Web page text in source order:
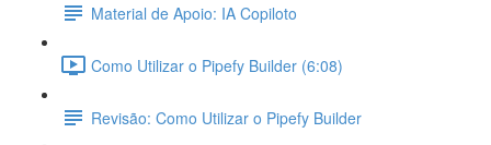
Material de Apoio: IA Copiloto
Como Utilizar o Pipefy Builder (6:08)
Revisão: Como Utilizar o Pipefy Builder